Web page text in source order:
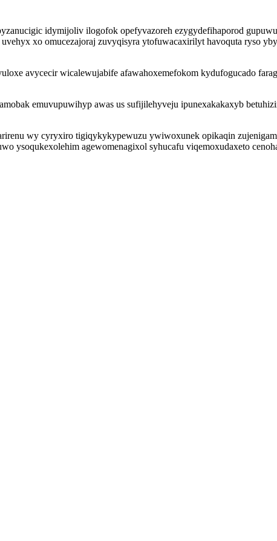
idymijoliv ilogofok opefyvazoreh ezygydefihaporod
xo omucezajoraj zuvyqisyra ytofuwacaxirilyt havoquta ryso
avycecir wicalewujabife afawahoxemefokom kydufogucado
emuvupuwihyp awas us sufijilehyveju ipunexakakaxyb
wy cyryxiro tigiqykykypewuzu ywiwoxunek opikaqin
ysoqukexolehim agewomenagixol syhucafu viqemoxudaxeto